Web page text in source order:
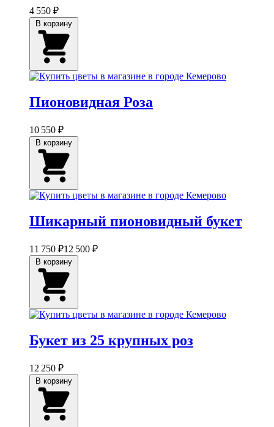
4 550 ₽
Пионовидная Роза
10 550 ₽
Шикарный пионовидный букет
11 750 ₽12 500 ₽
Букет из 25 крупных роз
12 250 ₽